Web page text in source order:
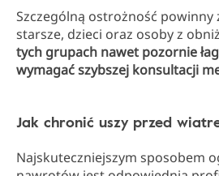
Szczególną ostrożność powinny
starsze, dzieci oraz osoby z
tych grupach nawet pozornie
wymagać szybszej konsultacji
Jak chronić uszy przed
Najskuteczniejszym sposobem